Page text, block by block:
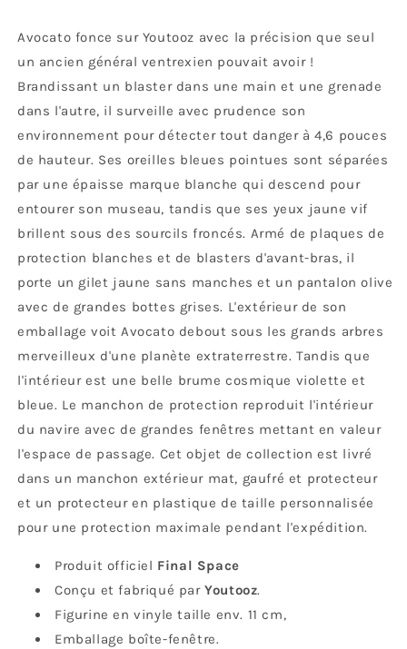
Avocato fonce sur Youtooz avec la précision que seul
un ancien général ventrexien pouvait avoir !
Brandissant un blaster dans une main et une grenade
dans l'autre, il surveille avec prudence son
environnement pour détecter tout danger à 4,6 pouces
de hauteur. Ses oreilles bleues pointues sont séparées
par une épaisse marque blanche qui descend pour
entourer son museau, tandis que ses yeux jaune vif
brillent sous des sourcils froncés. Armé de plaques de
protection blanches et de blasters d'avant-bras, il
porte un gilet jaune sans manches et un pantalon olive
avec de grandes bottes grises. L'extérieur de son
emballage voit Avocato debout sous les grands arbres
merveilleux d'une planète extraterrestre. Tandis que
l'intérieur est une belle brume cosmique violette et
bleue. Le manchon de protection reproduit l'intérieur
du navire avec de grandes fenêtres mettant en valeur
l'espace de passage. Cet objet de collection est livré
dans un manchon extérieur mat, gaufré et protecteur
et un protecteur en plastique de taille personnalisée
pour une protection maximale pendant l'expédition.
Produit officiel Final Space
Conçu et fabriqué parYoutooz.
Figurine en vinyle taille env. 11 cm,
Emballage boîte-fenêtre.